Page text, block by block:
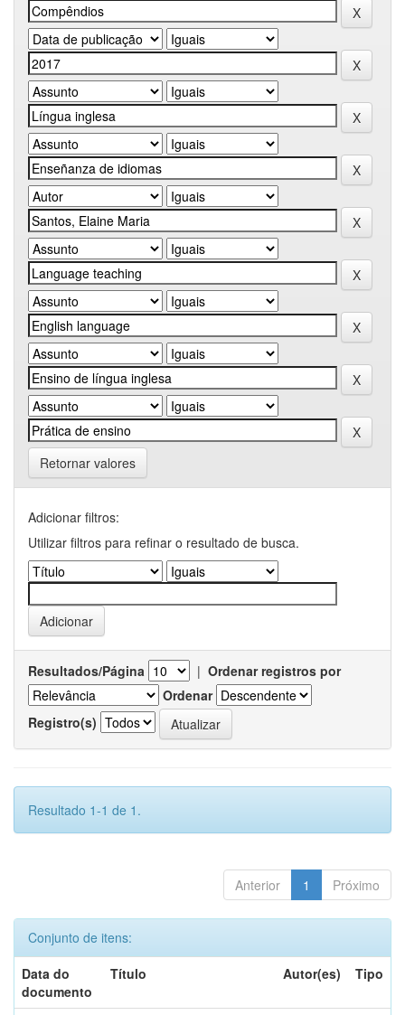
Retornar valores
Adicionar filtros:
Utilizar filtros para refinar o resultado de busca.
Resultados/Página | Ordenar registros por
Ordenar
Registro(s)
Resultado 1-1 de 1.
Anterior 1 Próximo
Conjunto de itens:
Data do
documento
Título Autor(es) Tipo